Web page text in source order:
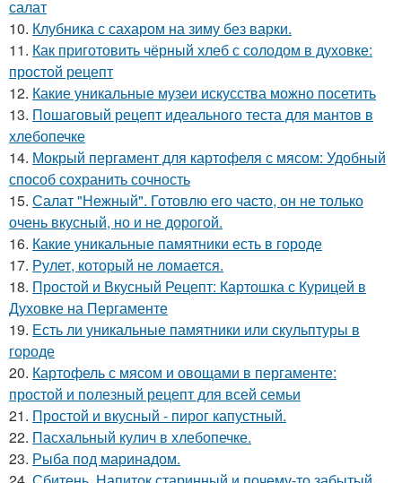
салат
10. Клубника с сахаром на зиму без варки.
11. Как приготовить чёрный хлеб с солодом в духовке:
простой рецепт
12. Какие уникальные музеи искусства можно посетить
13. Пошаговый рецепт идеального теста для мантов в
хлебопечке
14. Мокрый пергамент для картофеля с мясом: Удобный
способ сохранить сочность
15. Салат "Нежный". Готовлю его часто, он не только
очень вкусный, но и не дорогой.
16. Какие уникальные памятники есть в городе
17. Рулет, который не ломается.
18. Простой и Вкусный Рецепт: Картошка с Курицей в
Духовке на Пергаменте
19. Есть ли уникальные памятники или скульптуры в
городе
20. Картофель с мясом и овощами в пергаменте:
простой и полезный рецепт для всей семьи
21. Простой и вкусный - пирог капустный.
22. Пасхальный кулич в хлебопечке.
23. Рыба под маринадом.